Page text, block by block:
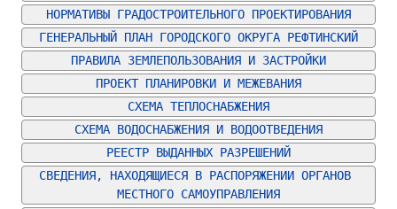
НОРМАТИВЫ ГРАДОСТРОИТЕЛЬНОГО ПРОЕКТИРОВАНИЯ
ГЕНЕРАЛЬНЫЙ ПЛАН ГОРОДСКОГО ОКРУГА РЕФТИНСКИЙ
ПРАВИЛА ЗЕМЛЕПОЛЬЗОВАНИЯ И ЗАСТРОЙКИ
ПРОЕКТ ПЛАНИРОВКИ И МЕЖЕВАНИЯ
СХЕМА ТЕПЛОСНАБЖЕНИЯ
СХЕМА ВОДОСНАБЖЕНИЯ И ВОДООТВЕДЕНИЯ
РЕЕСТР ВЫДАННЫХ РАЗРЕШЕНИЙ
СВЕДЕНИЯ, НАХОДЯЩИЕСЯ В РАСПОРЯЖЕНИИ ОРГАНОВ
МЕСТНОГО САМОУПРАВЛЕНИЯ